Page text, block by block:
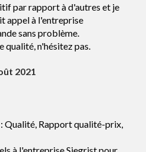
par rapport à d'autres et je
appel à l'entreprise
sans problème.
n'hésitez pas.
2021
Qualité, Rapport qualité-prix,
à l'entreprise Siegrist pour